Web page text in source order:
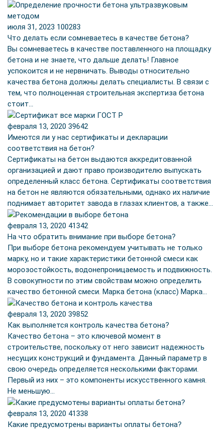
июля 31, 2023 100283
Что делать если сомневаетесь в качестве бетона?
Вы сомневаетесь в качестве поставленного на площадку
бетона и не знаете, что дальше делать! Главное
успокоится и не нервничать. Выводы относительно
качества бетона должны делать специалисты. В связи с
тем, что полноценная строительная экспертиза бетона
стоит…
февраля 13, 2020 39642
Имеются ли у нас сертификаты и декларации
соответствия на бетон?
Сертификаты на бетон выдаются аккредитованной
организацией и дают право производителю выпускать
определенный класс бетона. Сертификаты соответствия
на бетон не являются обязательными, однако их наличие
поднимает авторитет завода в глазах клиентов, а также…
февраля 13, 2020 41342
На что обратить внимание при выборе бетона?
При выборе бетона рекомендуем учитывать не только
марку, но и такие характеристики бетонной смеси как
морозостойкость, водонепроницаемость и подвижность.
В совокупности по этим свойствам можно определить
качество бетонной смеси. Марка бетона (класс) Марка…
февраля 13, 2020 39852
Как выполняется контроль качества бетона?
Качество бетона – это ключевой момент в
строительстве, поскольку от него зависит надежность
несущих конструкций и фундамента. Данный параметр в
свою очередь определяется несколькими факторами.
Первый из них – это компоненты искусственного камня.
Не меньшую…
февраля 13, 2020 41338
Какие предусмотрены варианты оплаты бетона?